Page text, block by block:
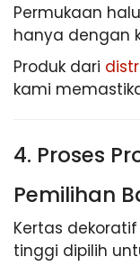
Permukaan
hanya dengan
Produk dari
kami
4. Proses
Pemilihan
Kertas
tinggi dipilih